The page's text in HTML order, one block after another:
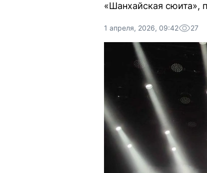
«Шанхайская сюита»,
1 апреля, 2026, 09:42 27